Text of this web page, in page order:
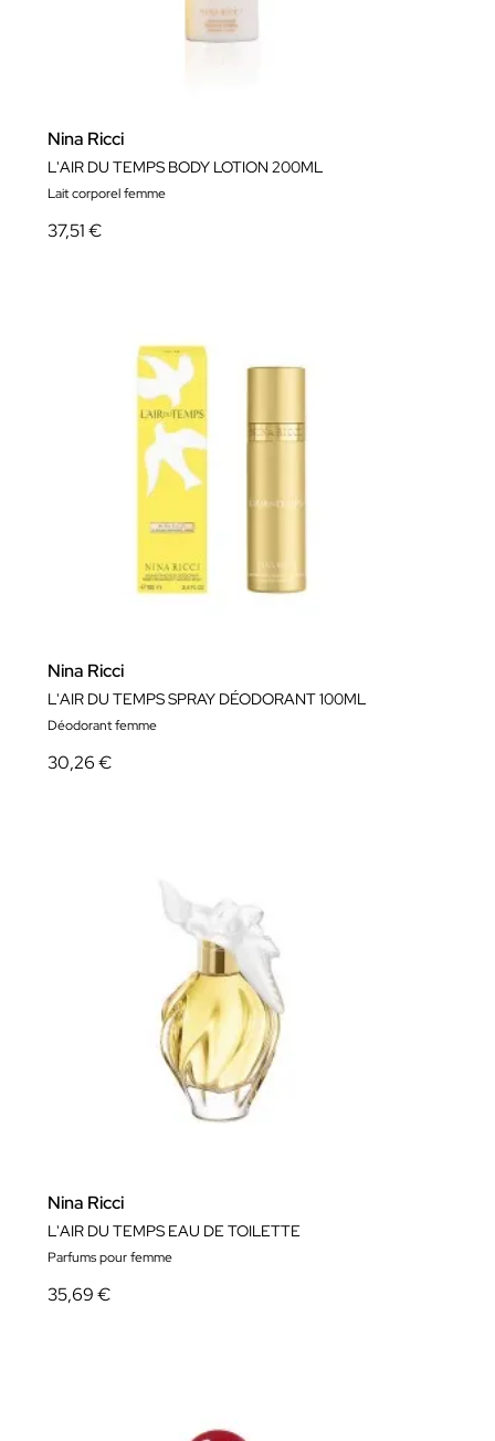
Nina Ricci
L'AIR DU TEMPS BODY LOTION 200ML
Lait corporel femme
37,51 €
Nina Ricci
L'AIR DU TEMPS SPRAY DÉODORANT 100ML
Déodorant femme
30,26 €
Nina Ricci
L'AIR DU TEMPS EAU DE TOILETTE
Parfums pour femme
35,69 €